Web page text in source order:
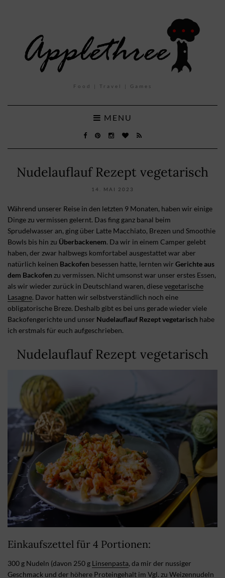
Food | Travel | Games
MENU
Nudelauflauf Rezept vegetarisch
14. MAI 2023
Während unserer Reise in den letzten 9 Monaten, haben wir einige
Dinge zu vermissen gelernt. Das fing ganz banal beim
Sprudelwasser an, ging über Latte Macchiato, Brezen und Smoothie
Bowls bis hin zu Überbackenem. Da wir in einem Camper gelebt
haben, der zwar halbwegs komfortabel ausgestattet war aber
natürlich keinen Backofen besessen hatte, lernten wir Gerichte aus
dem Backofen zu vermissen. Nicht umsonst war unser erstes Essen,
als wir wieder zurück in Deutschland waren, diesevegetarische
Lasagne. Davor hatten wir selbstverständlich noch eine
obligatorische Breze. Deshalb gibt es bei uns gerade wieder viele
Backofengerichte und unser Nudelauflauf Rezept vegetarisch habe
ich erstmals für euch aufgeschrieben.
Nudelauflauf Rezept vegetarisch
Einkaufszettel für 4 Portionen:
300 g Nudeln (davon 250 g Linsenpasta, da mir der nussiger
Geschmack und der höhere Proteingehalt im Vgl. zu Weizennudeln